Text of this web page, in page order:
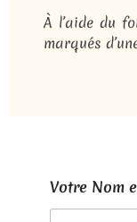
À l’aide du
marqués
Votre Nom